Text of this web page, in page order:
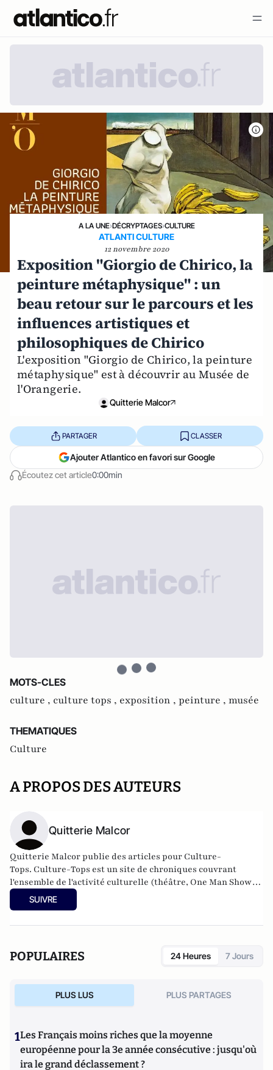
A LA UNE›DÉCRYPTAGES›CULTURE
ATLANTI CULTURE
12 novembre 2020
Exposition "Giorgio de Chirico, la
peinture métaphysique" : un
beau retour sur le parcours et les
influences artistiques et
philosophiques de Chirico
L'exposition "Giorgio de Chirico, la peinture
métaphysique" est à découvrir au Musée de
l'Orangerie.
Quitterie Malcor
Écoutez cet article0:00min
PARTAGER CLASSER
Ajouter Atlantico en favori sur Google
MOTS-CLES
culture , culture tops , exposition , peinture , musée
THEMATIQUES
Culture
A PROPOS DES AUTEURS
Quitterie Malcor
Quitterie Malcor publie des articles pour Culture-
Tops. Culture-Tops est un site de chroniques couvrant
l'ensemble de l'activité culturelle (théâtre, One Man Shows,
opéras, ballets, spectacles divers, cinéma, expos, livres,
etc.).
SUIVRE
POPULAIRES 24 Heures 7 Jours
PLUS LUS PLUS PARTAGES
1Les Français moins riches que la moyenne
européenne pour la 3e année consécutive : jusqu'où
ira le grand déclassement ?